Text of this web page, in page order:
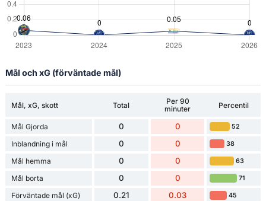
Mål och xG (förväntade mål)
Mål, xG, skott Total
Per 90
minuter
Percentil
Mål Gjorda 0 0 52
Inblandning i mål 0 0 38
Mål hemma 0 0 63
Mål borta 0 0 71
Förväntade mål (xG) 0.21 0.03 45